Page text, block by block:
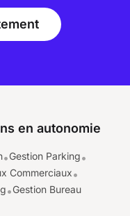
en autonomie
•Gestion Parking•
Commerciaux•
•Gestion Bureau